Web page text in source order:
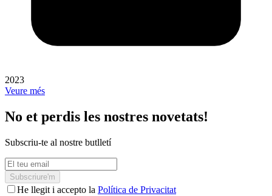
2023
Veure més
No et perdis les nostres novetats!
Subscriu-te al nostre butlletí
Subscriure'm
He llegit i accepto la Política de Privacitat